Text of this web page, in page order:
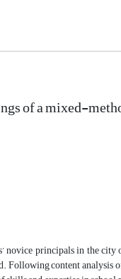
of a mixed-
principals in the
content analysis